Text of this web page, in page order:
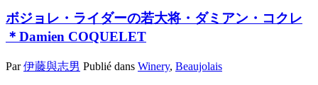
皆に云った。 ところが、その後の異例な晴天続きと乾燥が
状況を変えてくれた。 普通、雹でやられた後は、傷ついた
箇所から葡萄が腐って全滅してしまうのが通例。 今年は乾
箇所、粒が乾し葡萄化して酸と共に濃縮。 やられなかった
ボジョレ・ライダーの若大将・ダミアン・コクレ
＊Damien COQUELET
Par伊藤與志男 Publié dans Winery, Beaujolais